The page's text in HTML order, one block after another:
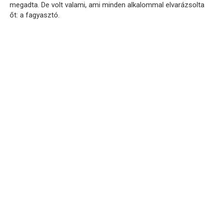
megadta. De volt valami, ami minden alkalommal elvarázsolta
őt: a fagyasztó.